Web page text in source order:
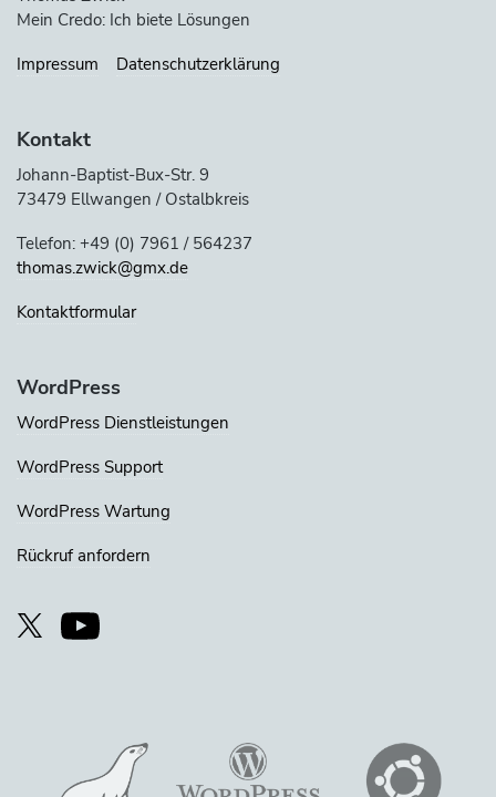
Mein Credo: Ich biete Lösungen
Impressum
Datenschutzerklärung
Kontakt
Johann-Baptist-Bux-Str. 9
73479 Ellwangen / Ostalbkreis
Telefon: +49 (0) 7961 / 564237
thomas.zwick@gmx.de
Kontaktformular
WordPress
WordPress Dienstleistungen
WordPress Support
WordPress Wartung
Rückruf anfordern